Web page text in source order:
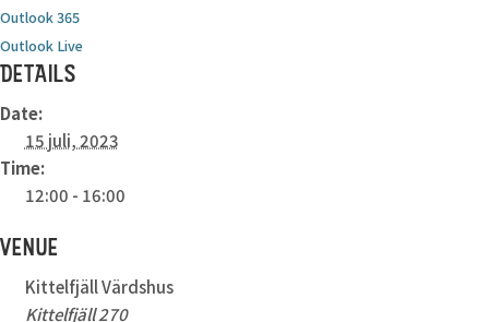
Outlook 365
Outlook Live
DETAILS
Date:
15 juli, 2023
Time:
12:00 - 16:00
VENUE
Kittelfjäll Värdshus
Kittelfjäll 270